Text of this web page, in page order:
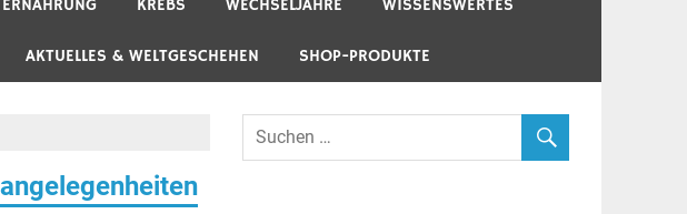
ERNÄHRUNG KREBS WECHSELJAHRE WISSENSWERTES
AKTUELLES & WELTGESCHEHEN SHOP-PRODUKTE